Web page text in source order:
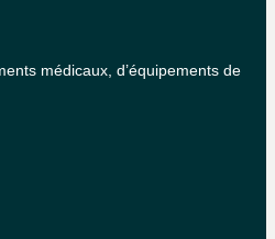
médicaux, d’équipements de